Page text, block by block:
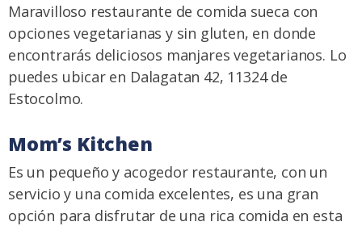
Maravilloso restaurante de comida sueca con
opciones vegetarianas y sin gluten, en donde
encontrarás deliciosos manjares vegetarianos. Lo
puedes ubicar en Dalagatan 42, 11324 de
Estocolmo.
Mom’s Kitchen
Es un pequeño y acogedor restaurante, con un
servicio y una comida excelentes, es una gran
opción para disfrutar de una rica comida en esta